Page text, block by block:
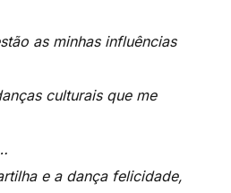
as minhas influências
culturais que me
e a dança felicidade,